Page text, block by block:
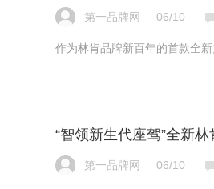
第一品牌网 06/10
作为林肯品牌新百年的首款全
“智领新生代座驾”全新
第一品牌网 06/10